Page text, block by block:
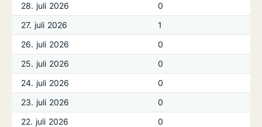
28. juli 2026
0
27. juli 2026
1
26. juli 2026
0
25. juli 2026
0
24. juli 2026
0
23. juli 2026
0
22. juli 2026
0